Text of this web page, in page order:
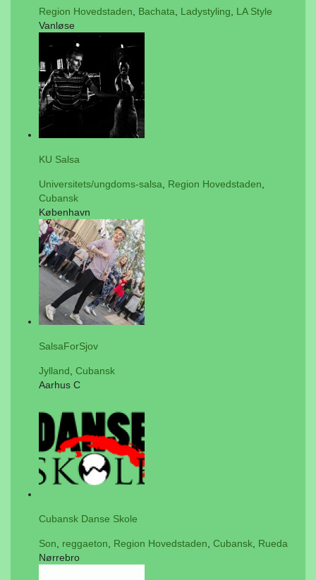
Region Hovedstaden Bachata Ladystyling
LA Style
Vanløse
KU Salsa
Universitets/ungdoms-salsa Region Hovedstaden
Cubansk
København
SalsaForSjov
Jylland Cubansk
Aarhus C
Cubansk Danse Skole
Son reggaeton Region Hovedstaden Cubansk Rueda
Nørrebro